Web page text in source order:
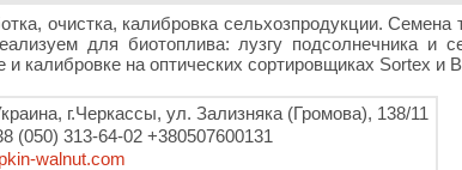
очистка, калибровка сельхозпродукции.
для биотоплива: лузгу подсолнечника и
и калибровке на оптических сортировщиках Sortex и
г.Черкассы, ул. Зализняка (Громова), 138/11
(050) 313-64-02 +380507600131
walnut.com